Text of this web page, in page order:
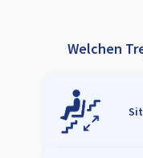
Welchen